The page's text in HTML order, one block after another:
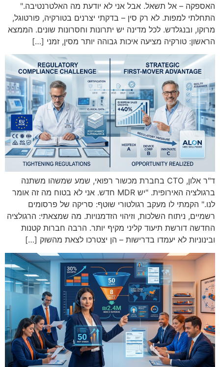
האספקה – אל תשאל. אבל אני לא יודעת מה האלטרנטיבה."
התחלתי למפות. לא רק סין – בדקתי יצרנים בטורקיה, פורטוגל,
מרוקו, ובנגלדש. לכל מדינה יש יתרונות וחסרונות שונים. הממצא
הראשון: טורקיה מציעה איכות גבוהה יותר מסין, זמני […]
ד"ר אלון, CTO בחברת מכשור רפואי, שמע שמשהו משתנה
ברגולציה האירופית. "יש MDR חדש. אני לא בטוח מה זה אומר
לנו." הקמתי לו מעקב רגולטורי שוטף: סריקה של פרסומים
רשמיים, ניתוח השלכות, וזיהוי הזדמנויות. מה שמצאתי: הרגולציה
החדשה דורשת תיעוד קליני מקיף יותר. הרבה חברות קטנות
ובינוניות לא יעמדו בדרישות – הן יצטרכו לצאת מהשוק […]